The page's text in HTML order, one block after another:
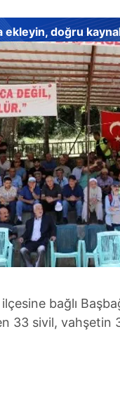
ekleyin, doğru
ilçesine bağlı
33 sivil, vahşetin